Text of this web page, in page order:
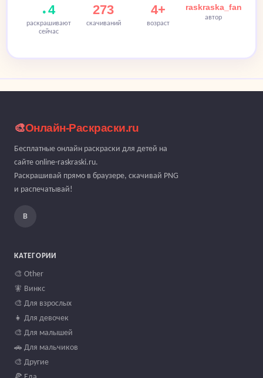
4
раскрашивают
сейчас
273
скачиваний
4+
возраст
raskraska_fan
автор
🎨Онлайн-Раскраски.ru
Бесплатные онлайн раскраски для детей на
сайте online-raskraski.ru.
Раскрашивай прямо в браузере, скачивай PNG
и распечатывай!
В
КАТЕГОРИИ
🎨 Other
🧚 Винкс
🎨 Для взрослых
👧 Для девочек
🎨 Для малышей
🚗 Для мальчиков
🎨 Другие